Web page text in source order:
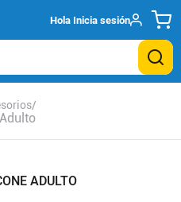
Hola Inicia sesión
ADULTO